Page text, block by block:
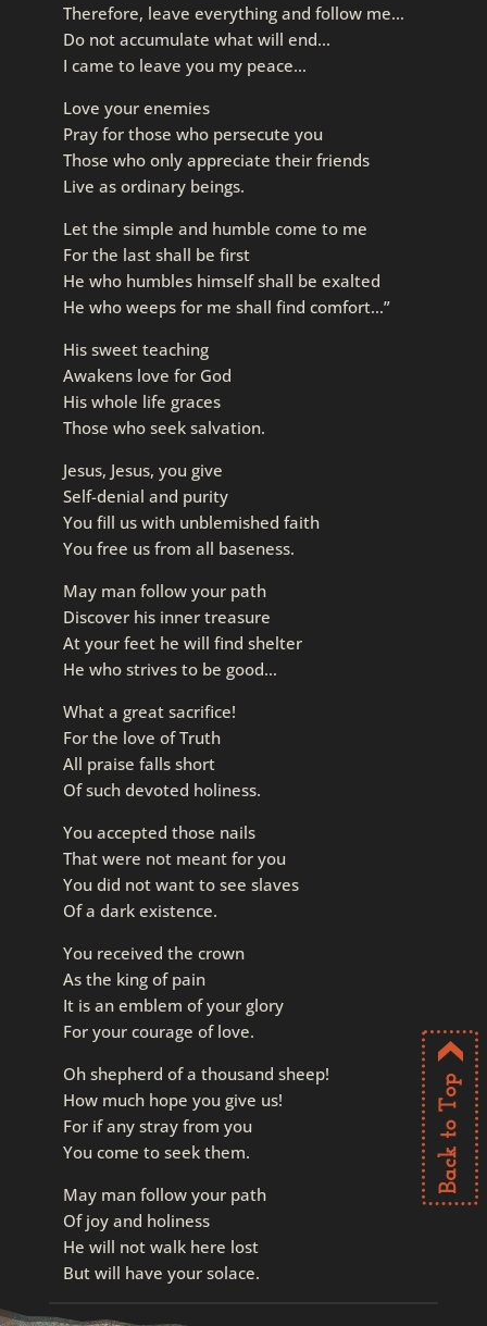
Therefore, leave everything and follow me…
Do not accumulate what will end…
I came to leave you my peace…
Love your enemies
Pray for those who persecute you
Those who only appreciate their friends
Live as ordinary beings.
Let the simple and humble come to me
For the last shall be first
He who humbles himself shall be exalted
He who weeps for me shall find comfort…”
His sweet teaching
Awakens love for God
His whole life graces
Those who seek salvation.
Jesus, Jesus, you give
Self-denial and purity
You fill us with unblemished faith
You free us from all baseness.
May man follow your path
Discover his inner treasure
At your feet he will find shelter
He who strives to be good…
What a great sacrifice!
For the love of Truth
All praise falls short
Of such devoted holiness.
You accepted those nails
That were not meant for you
You did not want to see slaves
Of a dark existence.
You received the crown
As the king of pain
It is an emblem of your glory
For your courage of love.
Oh shepherd of a thousand sheep!
How much hope you give us!
For if any stray from you
You come to seek them.
May man follow your path
Of joy and holiness
He will not walk here lost
But will have your solace.